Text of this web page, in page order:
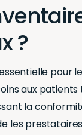
?
pour
aux patients
la
les